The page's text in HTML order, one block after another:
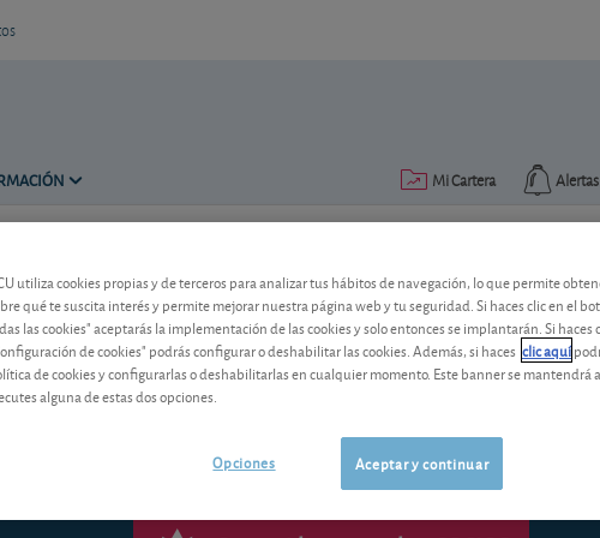
Alertas
Mi Cartera
de lectura: 1 min.
Atlantia: subida de tarifas
El operador italiano de autopistas y
utiliza cookies propias y de terceros para analizar tus hábitos de navegación, lo que permite
qué te suscita interés y permite mejorar nuestra página web y tu seguridad. Si haces clic en el
las cookies" aceptarás la implementación de las cookies y solo entonces se implantarán. Si haces
de cookies" podrás configurar o deshabilitar las cookies. Además, si haces clic aquí
de cookies y configurarlas o deshabilitarlas en cualquier momento. Este banner se mantendrá
alguna de estas dos opciones.
Aceptar y continuar
Opciones